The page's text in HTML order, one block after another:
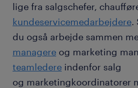
lige fra salgschefer,
kundeservicemedarbejdere.
du også arbejde sammen
managere og marketing
teamledere indenfor salg
og marketingkoordinatorer